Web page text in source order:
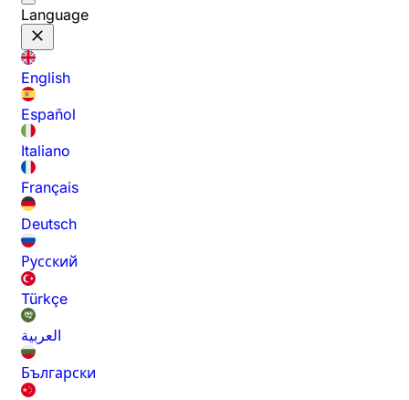
Language
English
Español
Italiano
Français
Deutsch
Русский
Türkçe
العربية
Български